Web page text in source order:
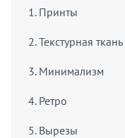
1. Принты
2. Текстурная ткань
3. Минимализм
4. Ретро
5. Вырезы